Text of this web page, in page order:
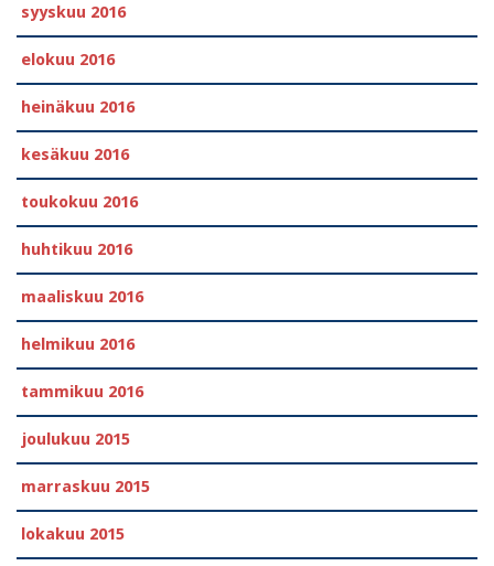
syyskuu 2016
elokuu 2016
heinäkuu 2016
kesäkuu 2016
toukokuu 2016
huhtikuu 2016
maaliskuu 2016
helmikuu 2016
tammikuu 2016
joulukuu 2015
marraskuu 2015
lokakuu 2015